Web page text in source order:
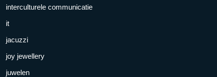
interculturele communicatie
it
jacuzzi
joy jewellery
juwelen